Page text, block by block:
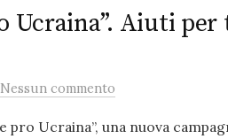
Ucraina”. Aiuti
Nessun commento
pro Ucraina”, una nuova